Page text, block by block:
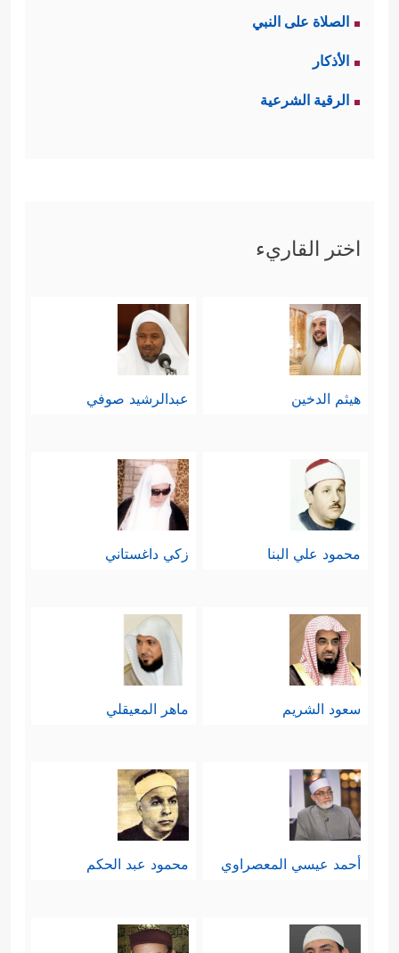
الصلاة على النبي
الأذكار
الرقية الشرعية
اختر القاريء
هيثم الدخين عبدالرشيد صوفي
محمود علي البنا زكي داغستاني
سعود الشريم ماهر المعيقلي
أحمد عيسي المعصراوي محمود عبد الحكم